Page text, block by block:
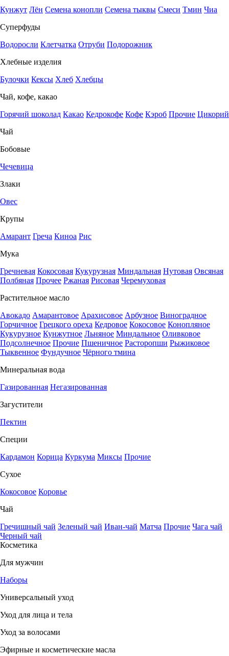
Кунжут Лён Семена конопли Семена тыквы Смеси Тмин Чиа
Суперфуды
Водоросли Клетчатка Отруби Подорожник
Хлебные изделия
Булочки Кексы Хлеб Хлебцы
Чай, кофе, какао
Горячий шоколад Какао Кедрокофе Кофе Кэроб Прочие Цикорий
Чай
Бобовые
Чечевица
Злаки
Овес
Крупы
Амарант Греча Киноа Рис
Мука
Гречневая Кокосовая Кукурузная Миндальная Нутовая Овсяная
Полбяная Прочее Ржаная Рисовая Черемуховая
Растительное масло
Авокадо Амарантовое Арахисовое Арбузное Виноградное
Горчичное Грецкого ореха Кедровое Кокосовое Конопляное
Кукурузное Кунжутное Льняное Миндальное Оливковое
Подсолнечное Прочие Пшеничное Расторопши Рыжиковое
Тыквенное Фундучное Чёрного тмина
Минеральная вода
Газированная Негазированная
Загустители
Пектин
Специи
Кардамон Корица Куркума Миксы Прочие
Сухое
Кокосовое Коровье
Чай
Гречишный чай Зеленый чай Иван-чай Матча Прочие Чага чай
Черный чай
Косметика
Для мужчин
Наборы
Универсальный уход
Уход для лица и тела
Уход за волосами
Эфирные и косметические масла